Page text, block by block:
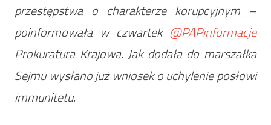
przestępstwa o charakterze korupcyjnym –
poinformowała w czwartek @PAPinformacje
Prokuratura Krajowa. Jak dodała do marszałka
Sejmu wysłano już wniosek o uchylenie posłowi
immunitetu.